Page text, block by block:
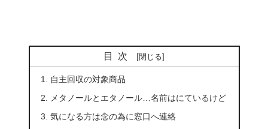
目次
自主回収の対象商品
メタノールとエタノール…名前はにているけど
気になる方は念の為に窓口へ連絡